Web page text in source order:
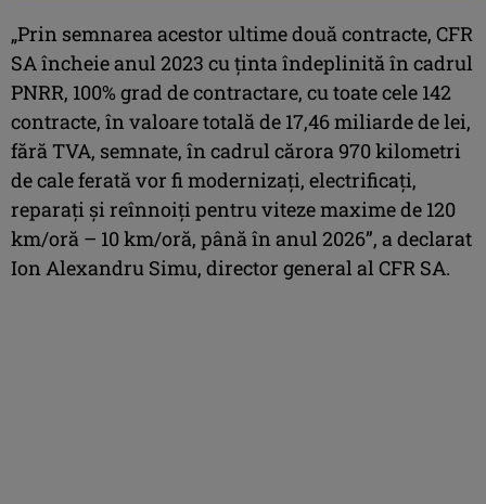
„Prin semnarea acestor ultime două contracte, CFR
SA încheie anul 2023 cu ținta îndeplinită în cadrul
PNRR, 100% grad de contractare, cu toate cele 142
contracte, în valoare totală de 17,46 miliarde de lei,
fără TVA, semnate, în cadrul cărora 970 kilometri
de cale ferată vor fi modernizați, electrificați,
reparați și reînnoiți pentru viteze maxime de 120
km/oră – 10 km/oră, până în anul 2026”, a declarat
Ion Alexandru Simu, director general al CFR SA.